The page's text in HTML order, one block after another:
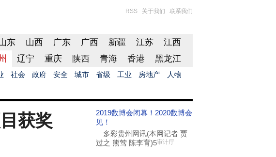
RSS 关于我们 联系我们
东 山西 广东 广西 新疆 江苏
江西
辽宁 重庆 陕西 青海 香港 黑龙江
社会 政府 安全 城市 省级 工业 房地产 人物
获奖
2019数博会闭幕！2020数博会
见！
多彩贵州网讯(本网记者 贾
过之 熊莺 陈李育)5审计厅